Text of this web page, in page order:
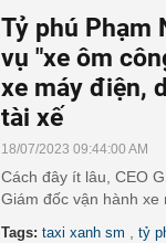
Tỷ phú Phạm
vụ "xe ôm
xe máy điện,
tài xế
18/07/2023 09:44:00 AM
Cách đây ít lâu, CEO
Giám đốc vận hành xe
Tags: taxi xanh sm tỷ